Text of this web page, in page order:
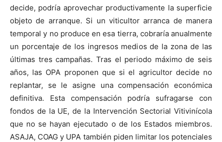
decide, podría aprovechar productivamente la superficie
objeto de arranque. Si un viticultor arranca de manera
temporal y no produce en esa tierra, cobraría anualmente
un porcentaje de los ingresos medios de la zona de las
últimas tres campañas. Tras el periodo máximo de seis
años, las OPA proponen que si el agricultor decide no
replantar, se le asigne una compensación económica
definitiva. Esta compensación podría sufragarse con
fondos de la UE, de la Intervención Sectorial Vitivinícola
que no se hayan ejecutado o de los Estados miembros.
ASAJA, COAG y UPA también piden limitar los potenciales